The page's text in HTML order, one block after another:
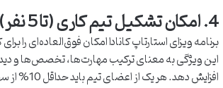
4. امکان تشکیل تیم کاری (تا 5 نفر) و افزایش چشمگیر شانس موفقیت
این ویژگی به معنای ترکیب مهارت‌ها، تخصص‌ها و
افزایش